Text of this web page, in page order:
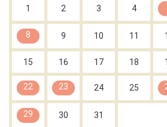
1 2 3 4
8 9 10 11
15 16 17 18
22 23 24 25
29 30 31